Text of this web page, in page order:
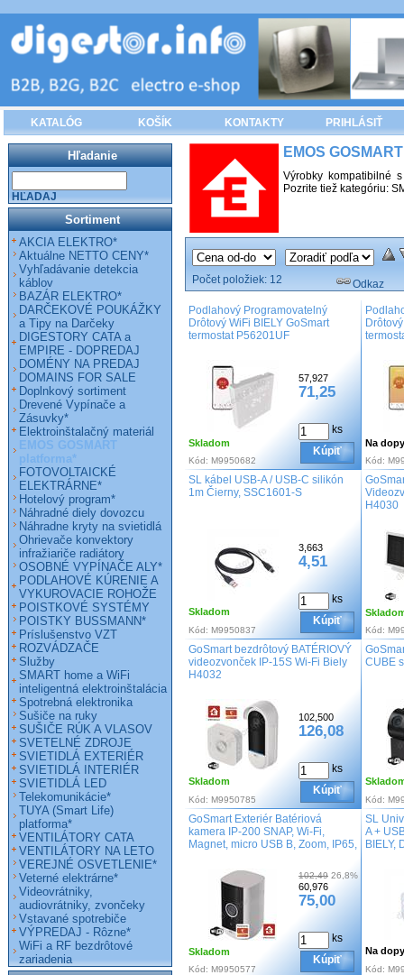
KATALÓG KOŠÍK KONTAKTY PRIHLÁSIŤ
EMOS
Výrobky kompatibilné
Pozrite tiež kategóriu:
Počet položiek: 12 Odkaz
Podlahový Programovatelný
Drôtový WiFi BIELY GoSmart
termostat P56201UF
57,927
71,25
ks
Kúpiť
Skladom
Kód: M9950682
Na
Kód:
SL kábel USB-A / USB-C silikón
1m Čierny, SSC1601-S
3,663
4,51
ks
Kúpiť
Skladom
Kód: M9950837
H4030
Kód:
GoSmart bezdrôtový BATÉRIOVÝ
videozvonček IP-15S Wi-Fi Biely
H4032
102,500
126,08
ks
Kúpiť
Skladom
Kód: M9950785
CUBE
Kód:
GoSmart Exteriér Batériová
kamera IP-200 SNAP, Wi-Fi,
Magnet, micro USB B, Zoom, IP65,
102,49 26,8%
60,976
75,00
ks
Kúpiť
Skladom
Kód: M9950577
SL
A +
BIELY,
Na
Kód:
Hľadanie
HĽADAJ
Sortiment
AKCIA ELEKTRO*
Aktuálne NETTO CENY*
Vyhľadávanie detekcia
káblov
BAZÁR ELEKTRO*
DARČEKOVÉ POUKÁŽKY
a Tipy na Darčeky
DIGESTORY CATA a
EMPIRE - DOPREDAJ
DOMÉNY NA PREDAJ
DOMAINS FOR SALE
Doplnkový sortiment
Drevené Vypínače a
Zásuvky*
Elektroinštalačný materiál
EMOS GOSMART
platforma*
FOTOVOLTAICKÉ
ELEKTRÁRNE*
Hotelový program*
Náhradné diely dovozcu
Náhradne kryty na svietidlá
Ohrievače konvektory
infražiariče radiátory
OSOBNÉ VYPÍNAČE ALY*
PODLAHOVÉ KÚRENIE A
VYKUROVACIE ROHOŽE
POISTKOVÉ SYSTÉMY
POISTKY BUSSMANN*
Príslušenstvo VZT
ROZVÁDZAČE
Služby
SMART home a WiFi
inteligentná elektroinštalácia
Spotrebná elektronika
Sušiče na ruky
SUŠIČE RÚK A VLASOV
SVETELNÉ ZDROJE
SVIETIDLÁ EXTERIÉR
SVIETIDLÁ INTERIÉR
SVIETIDLÁ LED
Telekomunikácie*
TUYA (Smart Life)
platforma*
VENTILÁTORY CATA
VENTILÁTORY NA LETO
VEREJNÉ OSVETLENIE*
Veterné elektrárne*
Videovrátniky,
audiovrátniky, zvončeky
Vstavané spotrebiče
VÝPREDAJ - Rôzne*
WiFi a RF bezdrôtové
zariadenia